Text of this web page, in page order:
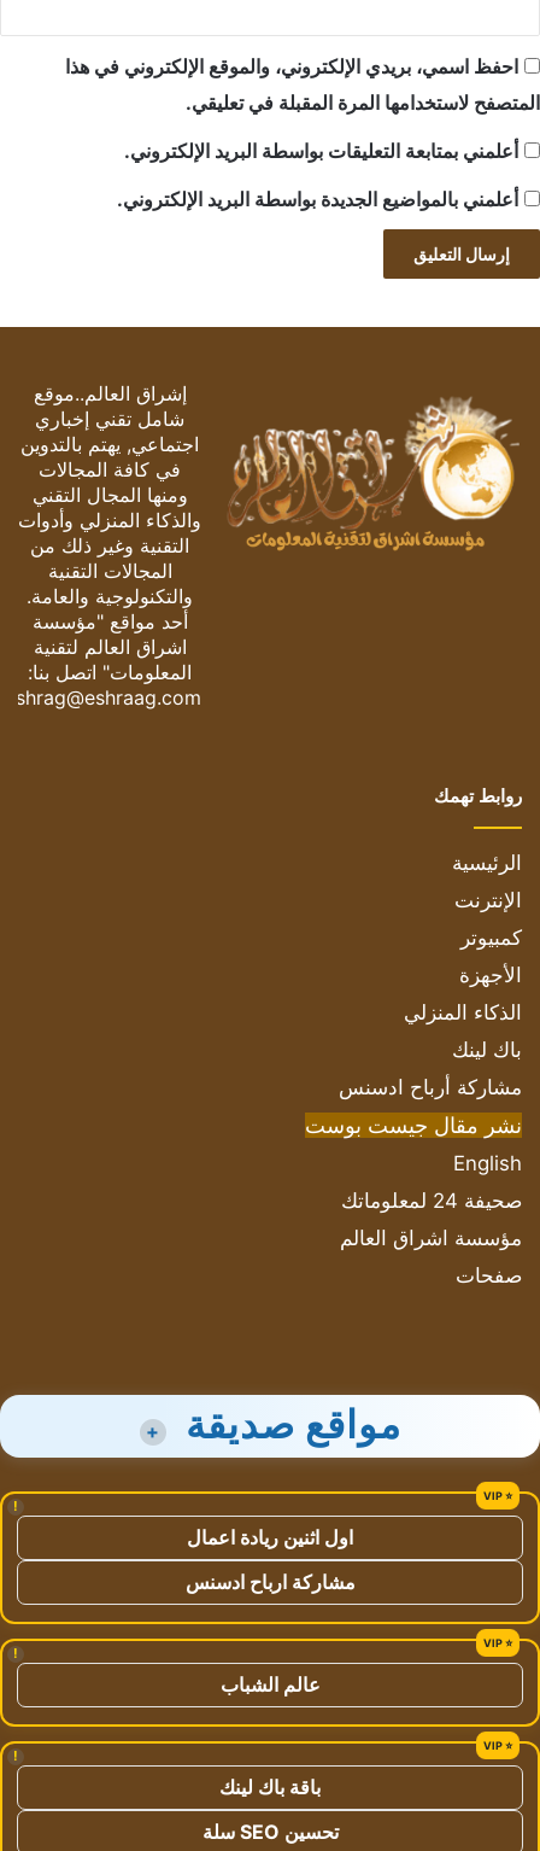
احفظ اسمي، بريدي الإلكتروني، والموقع الإلكتروني في هذا
المتصفح لاستخدامها المرة المقبلة في تعليقي.
أعلمني بمتابعة التعليقات بواسطة البريد الإلكتروني.
أعلمني بالمواضيع الجديدة بواسطة البريد الإلكتروني.
إشراق العالم..موقع
شامل تقني إخباري
اجتماعي, يهتم بالتدوين
في كافة المجالات
ومنها المجال التقني
والذكاء المنزلي وأدوات
التقنية وغير ذلك من
المجالات التقنية
والتكنولوجية والعامة.
أحد مواقع "مؤسسة
اشراق العالم لتقنية
المعلومات" اتصل بنا:
eshrag@eshraag.com
روابط تهمك
الرئيسية
الإنترنت
كمبيوتر
الأجهزة
الذكاء المنزلي
باك لينك
مشاركة أرباح ادسنس
نشر مقال جيست بوست
English
صحيفة 24 لمعلوماتك
مؤسسة اشراق العالم
صفحات
مواقع صديقة +
!
اول اثنين ريادة اعمال
مشاركة ارباح ادسنس
!
عالم الشباب
!
باقة باك لينك
تحسين SEO سلة